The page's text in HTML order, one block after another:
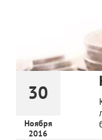
30
Ноября
2016